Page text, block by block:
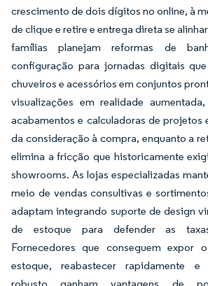
crescimento de dois dígitos no online, à
de clique e retire e entrega direta se
famílias planejam reformas de
configuração para jornadas digitais
chuveiros e acessórios em conjuntos
visualizações em realidade
acabamentos e calculadoras de projetos
da consideração à compra, enquanto a
elimina a fricção que historicamente
showrooms. As lojas especializadas
meio de vendas consultivas e
adaptam integrando suporte de design
de estoque para defender as
Fornecedores que conseguem expor
estoque, reabastecer rapidamente e